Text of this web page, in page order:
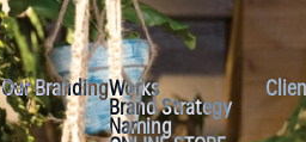
Our BrandingWorks
Brand Strategy
Naming